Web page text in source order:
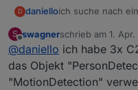
D danielloich suche nach
"notifications"
Konkreteres?
S
Offline
swagnerschrieb am 1. Apr.
zuletzt editiert von
@daniello ich habe 3x
das Objekt
"MotionDetection"